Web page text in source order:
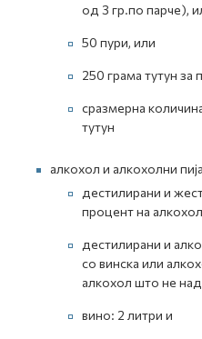
од 3 гр.по парче),
50 пури, или
250 грама тутун за
сразмерна
тутун
алкохол и алкохолни
дестилирани и
процент на
дестилирани и
со винска или
алкохол што не
вино: 2 литри и